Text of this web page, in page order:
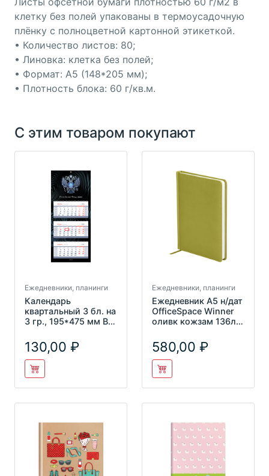
клетку без полей упакованы в термоусадочную
плёнку с полноцветной картонной этикеткой.
• Количество листов: 80;
• Линовка: клетка без полей;
• Формат: А5 (148*205 мм);
• Плотность блока: 60 г/кв.м.
С этим товаром покупают
Ежедневники, планинги
Календарь
квартальный 3 бл. на
3 гр., 195*475 мм BG
"Российска
130,00
Ежедневники, планинги
Ежедневник А5 н/дат
OfficeSpace Winner
оливк кожзам 136л
580,00